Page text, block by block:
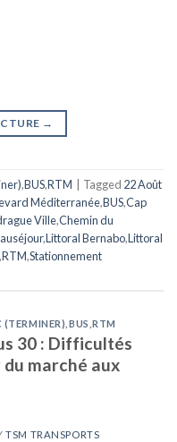
→
,BUS,RTM Tagged 22 Août
Méditerranée,BUS,Cap
Ville,Chemin du
,Littoral Bernabo,Littoral
,RTM,Stationnement
(TERMINER) BUS ,RTM
30 : Difficultés
marché aux
TSM TRANSPORTS